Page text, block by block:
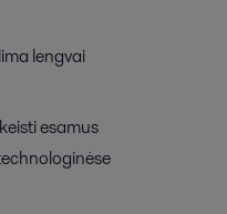
lengvai
esamus